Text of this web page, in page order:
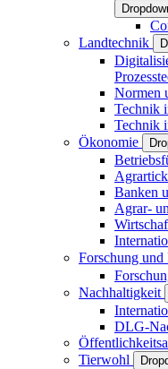
Landtechnik
Normen
Technik
Technik
Ökonomie
Banken
Agrar-
Forschung und
Nachhaltigkeit
DLG-
Tierwohl